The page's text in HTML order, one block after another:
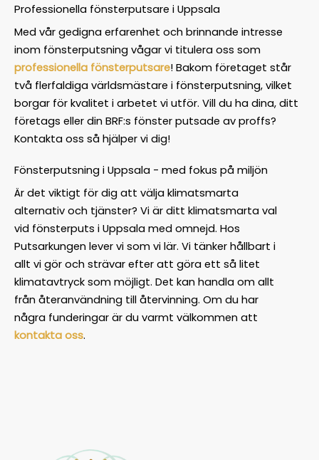
Professionella fönsterputsare i Uppsala
Med vår gedigna erfarenhet och brinnande intresse
inom fönsterputsning vågar vi titulera oss som
professionella fönsterputsare! Bakom företaget står
två flerfaldiga världsmästare i fönsterputsning, vilket
borgar för kvalitet i arbetet vi utför. Vill du ha dina, ditt
företags eller din BRF:s fönster putsade av proffs?
Kontakta oss så hjälper vi dig!
Fönsterputsning i Uppsala - med fokus på miljön
Är det viktigt för dig att välja klimatsmarta
alternativ och tjänster? Vi är ditt klimatsmarta val
vid fönsterputs i Uppsala med omnejd. Hos
Putsarkungen lever vi som vi lär. Vi tänker hållbart i
allt vi gör och strävar efter att göra ett så litet
klimatavtryck som möjligt. Det kan handla om allt
från återanvändning till återvinning. Om du har
några funderingar är du varmt välkommen att
kontakta oss.